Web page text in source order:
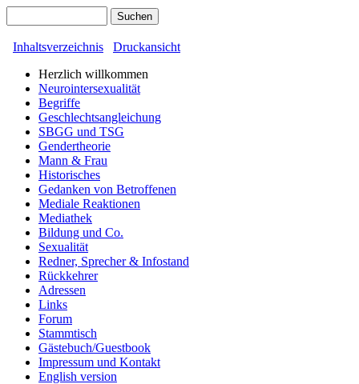
Inhaltsverzeichnis
Druckansicht
Herzlich willkommen
Neurointersexualität
Begriffe
Geschlechtsangleichung
SBGG und TSG
Gendertheorie
Mann & Frau
Historisches
Gedanken von Betroffenen
Mediale Reaktionen
Mediathek
Bildung und Co.
Sexualität
Redner, Sprecher & Infostand
Rückkehrer
Adressen
Links
Forum
Stammtisch
Gästebuch/Guestbook
Impressum und Kontakt
English version